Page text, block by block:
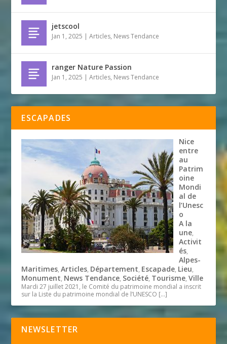
jetscool
Jan 1, 2025 |Articles, News Tendance
ranger Nature Passion
Jan 1, 2025 |Articles, News Tendance
ESCAPADES
Nice
entre
au
Patrim
oine
Mondi
al de
l’Unesc
o
A la
une,
Activit
és,
Alpes-
Maritimes,Articles, Département, Escapade, Lieu,
Monument, News Tendance, Société, Tourisme,Ville
Mardi 27 juillet 2021, le Comité du patrimoine mondial a inscrit
sur la Liste du patrimoine mondial de l’UNESCO […]
NEWSLETTER